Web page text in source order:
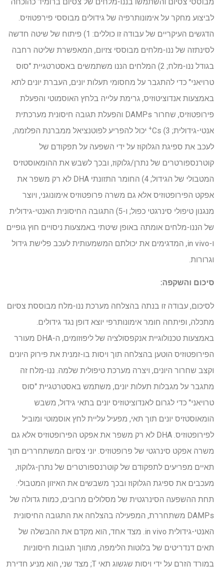
לביצוע מחקר על אימונותרפיה של גידולים מבוססי פירפטוזיס.
הדגשים העיקריים של עבודה זו כוללים: 1) פיתוח של שיטה חדשה
לסינתזה של ננו-מלחים מבוססי צזיום, המאפשרת שליטה רחבה
בגודל ננו-מלח; 2) המלחים הננו משתמשים באסטרטגיית "סוס
טרויאני" כדי להתגבר על מחסומי תעלות יונים, העברת יונים לתא
באמצעות אנדוציטוזיס, גרימת עלייה בלחץ האוסמוטי והפעלת
פירופטוזיס, שחרור DAMPs והפעלת תגובה חיסונית מערכתית
אנטי-גידולית; 3) Cs
+ יכול להפריע לפוטנציאל ממברנת הפלזמה,
לעכב את ספיגת הגלוקוז על ידי השפעה על תפקודם של
קוטרנספורטרים של נתרן/גלוקוז, ובכך לשבש את ההומאוסטזיס
המטבולי של הגידול; 4) החומר התזונתי DHA לא רק משפר את
אפקט הפירופטוזיס אלא גם משרה פרופטוזיס אימונוגני, ויוצר
מנגנון טיפולי סינרגטי כפול; ו-5) התגובה החיסונית האנטי-גידולית
של הננו-מלחים אומתה באופן שיטתי באמצעות ניסויים חוץ גופיים
ו-in vivo, המדגימים את יכולתם המשמעותית לעכב פלישת גידול
וגרורות.
סיכום והשקפה:
לסיכום, עבודה זו בנתה בהצלחה מערכת ננו-מלח מבוססת צסיום
מתכלה, ופיתחה חומר אימונותרפי יוצא דופן נגד גידולים.
באמצעות טכנולוגיית אנקפסולציה של ליפוזומים, ה-DHA מעורר
הפירופטוזיס הוטען בהצלחה תוך ויסות בו-זמנית את פירוק היונים
וקצב שחרור היונים, ויצרה מערכת טיפולית שלמה. ננו-מלח זה
מתגבר על מגבלות תעלות יונים, משתמש באסטרטגיית "סוס
טרויאני" כדי לגרום לאנדוציטוזיס יונים בתאי גידול, משבש
הומאוסטזיס יונים תוך תאי, מפעיל עליית לחץ אוסמוטי ומוביל
לפירופטוזיס. DHA לא רק משפר את אפקט הפירופטוזיס אלא גם
משרה אפקט סינרגטי של פרופטוזיס. יוני צסיום המשתחררים תוך
תאיים מפריעים לתפקודם של קוטרנספורטרים של נתרן-גלוקוז,
מעכבים את ספיגת הגלוקוז ובכך משבשים את האיזון המטבולי.
תחת ההשפעה הסינרגטית של מסלולים מרובים, כמות גדולה של
DAMPs משתחררת, המפעילה בהצלחה את התגובה החיסונית
האנטי-גידולית in vivo. מצד אחד, הוא מקדם את ההבשלה של
תאים דנדריטים של בלוטות הלימפה, מתווך תגובות חיסוניות
במורד הזרם על ידי ויסות שגשוג תאי T; מצד שני, הוא מניע חדירת